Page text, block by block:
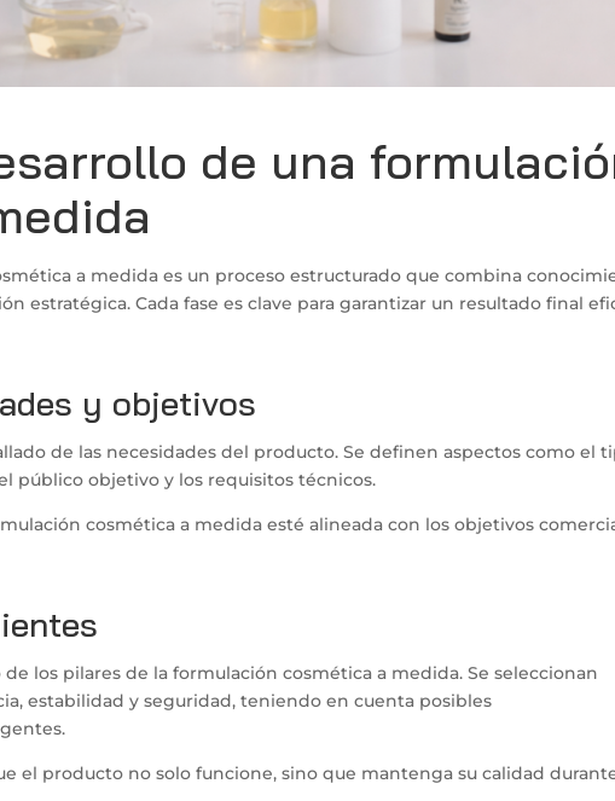
de una
a medida es un proceso estructurado que combina
estratégica. Cada fase es clave para garantizar un resultado final
y objetivos
de las necesidades del producto. Se definen aspectos como el
público objetivo y los requisitos técnicos.
cosmética a medida esté alineada con los objetivos
los pilares de la formulación cosmética a medida. Se seleccionan
estabilidad y seguridad, teniendo en cuenta posibles
el producto no solo funcione, sino que mantenga su calidad